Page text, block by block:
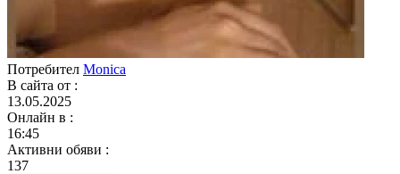
Потребител Monica
В сайта от :
13.05.2025
Онлайн в :
16:45
Активни обяви :
137